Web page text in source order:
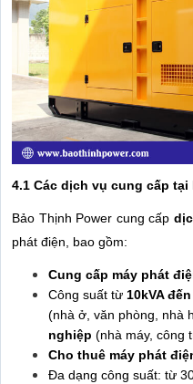
4.1 Các dịch vụ cung cấp tại
Bảo Thịnh Power cung cấp
phát điện, bao gồm:
Cung cấp máy phát
Công suất từ 10kVA
(nhà ở, văn phòng, nhà
nghiệp (nhà máy, công
Cho thuê máy phát
Đa dạng công suất: từ